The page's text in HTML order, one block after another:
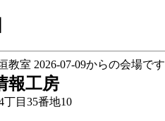
教室 2026-07-09からの会場です
報工房
目35番地10